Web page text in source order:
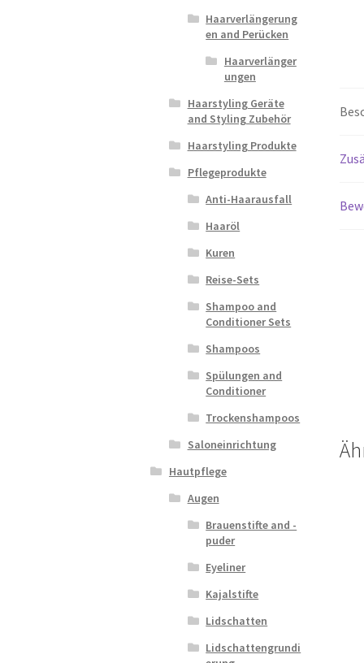
Haarverlängerung
en and Perücken
Haarverlänger
ungen
Haarstyling Geräte
and Styling Zubehör
Haarstyling Produkte
Pflegeprodukte
Anti-Haarausfall
Haaröl
Kuren
Reise-Sets
Shampoo and
Conditioner Sets
Shampoos
Spülungen and
Conditioner
Trockenshampoos
Saloneinrichtung
Hautpflege
Augen
Brauenstifte and -
puder
Eyeliner
Kajalstifte
Lidschatten
Lidschattengrundi